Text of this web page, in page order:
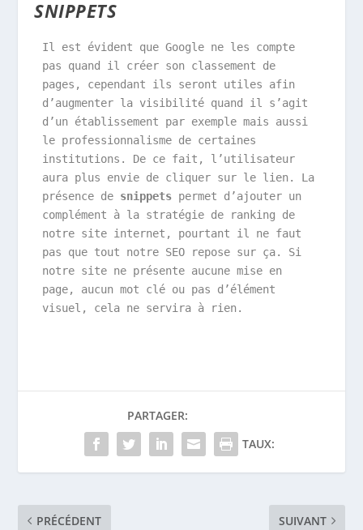
SNIPPETS
Il est évident que Google ne les compte
pas quand il créer son classement de
pages, cependant ils seront utiles afin
d’augmenter la visibilité quand il s’agit
d’un établissement par exemple mais aussi
le professionnalisme de certaines
institutions. De ce fait, l’utilisateur
aura plus envie de cliquer sur le lien. La
présence de snippets permet d’ajouter un
complément à la stratégie de ranking de
notre site internet, pourtant il ne faut
pas que tout notre SEO repose sur ça. Si
notre site ne présente aucune mise en
page, aucun mot clé ou pas d’élément
visuel, cela ne servira à rien.
PARTAGER:
TAUX:
PRÉCÉDENT SUIVANT